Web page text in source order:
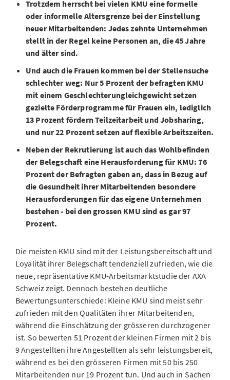
Trotzdem herrscht bei vielen KMU eine formelle
oder informelle Altersgrenze bei der Einstellung
neuer Mitarbeitenden: Jedes zehnte Unternehmen
stellt in der Regel keine Personen an, die 45 Jahre
und älter sind.
Und auch die Frauen kommen bei der Stellensuche
schlechter weg: Nur 5 Prozent der befragten KMU
mit einem Geschlechterungleichgewicht setzen
gezielte Förderprogramme für Frauen ein, lediglich
13 Prozent fördern Teilzeitarbeit und Jobsharing,
und nur 22 Prozent setzen auf flexible Arbeitszeiten.
Neben der Rekrutierung ist auch das Wohlbefinden
der Belegschaft eine Herausforderung für KMU: 76
Prozent der Befragten gaben an, dass in Bezug auf
die Gesundheit ihrer Mitarbeitenden besondere
Herausforderungen für das eigene Unternehmen
bestehen - bei den grossen KMU sind es gar 97
Prozent.
Die meisten KMU sind mit der Leistungsbereitschaft und
Loyalität ihrer Belegschaft tendenziell zufrieden, wie die
neue, repräsentative KMU-Arbeitsmarktstudie der AXA
Schweiz zeigt. Dennoch bestehen deutliche
Bewertungsunterschiede: Kleine KMU sind meist sehr
zufrieden mit den Qualitäten ihrer Mitarbeitenden,
während die Einschätzung der grösseren durchzogener
ist. So bewerten 51 Prozent der kleinen Firmen mit 2 bis
9 Angestellten ihre Angestellten als sehr leistungsbereit,
während es bei den grösseren Firmen mit 50 bis 250
Mitarbeitenden nur 19 Prozent tun. Und auch in Sachen